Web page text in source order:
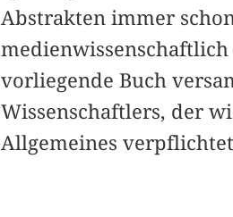
Abstrakten immer
vorliegende Buch
Wissenschaftlers, der
Allgemeines